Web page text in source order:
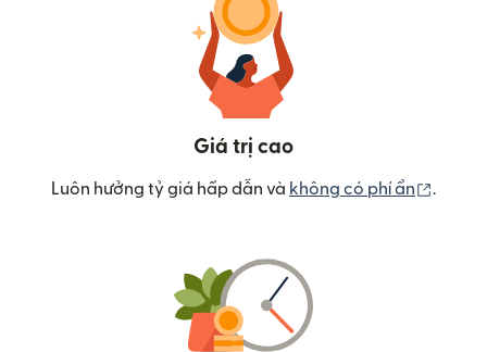
Giá trị cao
Luôn hưởng tỷ giá hấp dẫn và không có phí ẩn .